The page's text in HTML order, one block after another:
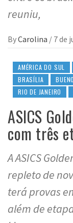
reuniu,
ByCarolina / 7 de
AMÉRICA DO SUL
BRASÍLIA
RIO DE JANEIRO
ASICS
com três
A ASICS
repleto de
terá provas
além de